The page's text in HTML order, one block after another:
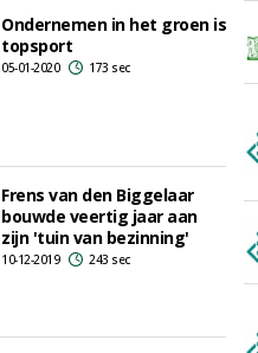
Ondernemen in het groen is
topsport
05-01-2020 173 sec
Frens van den Biggelaar
bouwde veertig jaar aan
zijn 'tuin van bezinning'
10-12-2019 243 sec